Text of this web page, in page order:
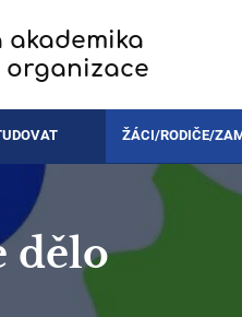
akademika
organizace
ŽÁCI/RODIČE/
dělo